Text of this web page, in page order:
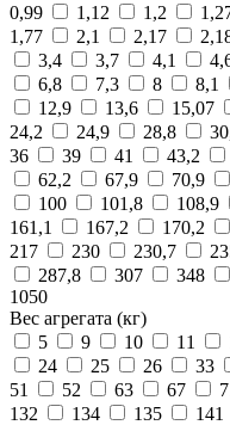
0,99
1,12 1,2
1,77
2,1 2,17
3,4
3,7 4,1
6,8
7,3 8 8,1
12,9
13,6 15,07
24,2
24,9 28,8
36
39 41 43,2
62,2
67,9 70,9
100
101,8 108,9
161,1
167,2 170,2
217
230 230,7
287,8
307 348
1050
Вес агрегата (кг)
5
9 10 11
24
25 26 33
51
52 63 67
132
134 135 141